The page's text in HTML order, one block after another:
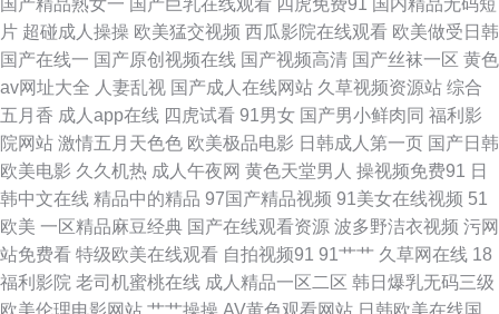
视频 国产超碰人人爽 激情主播久久狠狠干 毛片传美 欧美人妖A片免费看 日
本黄色在线观看 亚洲97超碰超碰 国产精品自拍中文 久草免费资源站 婷婷一
区二区三区 91丝袜插麻豆 日屄导航 国外碰视频网站91 成人黄色剧场 91精
品成品种 欧美精品麻豆久久 不卡av网 91青青视屏 91香蕉国产线 黄色极品
网站蓝莓视频 91豆花视频网站 91社在线视频 导航福利黑料 精品25区 狼友
国产精品熟女一 国产巨乳在线观看 四虎免费91 国内精品无码短
片 超碰成人操操 欧美猛交视频 西瓜影院在线观看 欧美做受日韩
国产在线一 国产原创视频在线 国产视频高清 国产丝袜一区 黄色
av网址大全 人妻乱视 国产成人在线网站 久草视频资源站 综合
五月香 成人app在线 四虎试看 91男女 国产男小鲜肉同 福利影
院网站 激情五月天色色 欧美极品电影 日韩成人第一页 国产日韩
欧美电影 久久机热 成人午夜网 黄色天堂男人 操视频免费91 日
韩中文在线 精品中的精品 97国产精品视频 91美女在线视频 51
欧美 一区精品麻豆经典 国产在线观看资源 波多野洁衣视频 污网
站免费看 特级欧美在线观看 自拍视频91 91艹艹 久草网在线 18
福利影院 老司机蜜桃在线 成人精品一区二区 韩日爆乳无码三级
欧美伦理电影网站 艹艹操操 AV黄色观看网站 日韩欧美在线国